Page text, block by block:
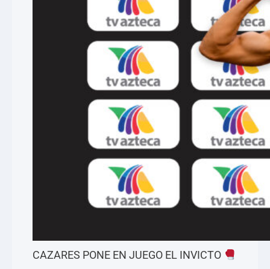
CAZARES PONE EN JUEGO EL INVICTO